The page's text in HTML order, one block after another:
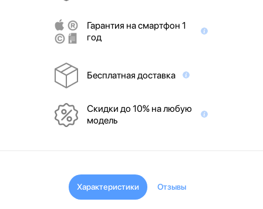
Гарантия на смартфон 1
год
Бесплатная доставка
Скидки до 10% на любую
модель
Характеристики Отзывы